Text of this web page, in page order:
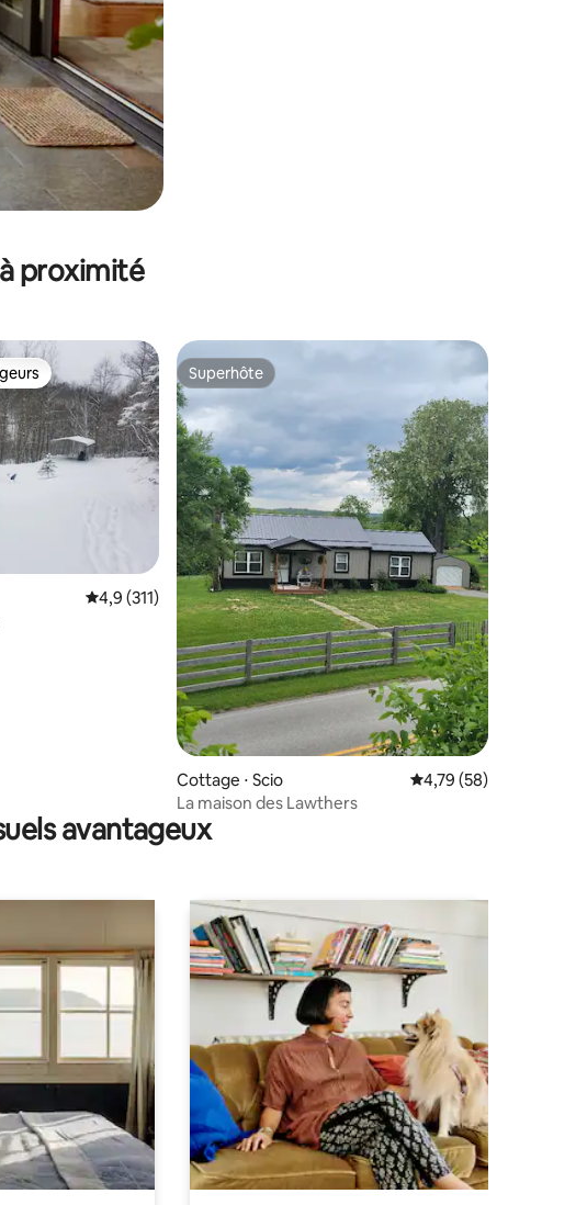
proximité
59 commentaires : 4,93 sur 5
Évaluation moyenne sur la base de 311 commentaires : 4,9 sur 5
4,9 (311)
Superhôte
Superhôte
Cottage ⋅ Scio Évaluation moyenne
4,79 (58)
La maison des Lawthers
avantageux